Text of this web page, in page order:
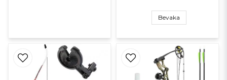
Bevaka